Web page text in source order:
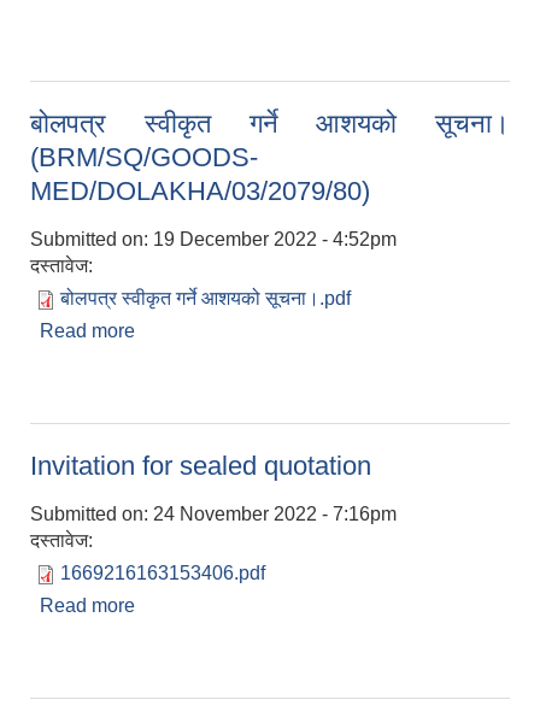
बोलपत्र स्वीकृत गर्ने आशयको सूचना।
(BRM/SQ/GOODS-
MED/DOLAKHA/03/2079/80)
Submitted on: 19 December 2022 - 4:52pm
दस्तावेज:
बोलपत्र स्वीकृत गर्ने आशयको सूचना।.pdf
Read more
Invitation for sealed quotation
Submitted on: 24 November 2022 - 7:16pm
दस्तावेज:
1669216163153406.pdf
Read more